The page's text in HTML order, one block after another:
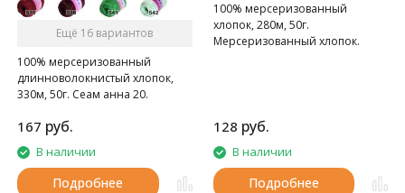
Ещё 16 вариантов
100% мерсеризованный
длинноволокнистый хлопок,
330м, 50г. Сеам анна 20.
египетского
длинноволоконного хлопка.
Рекомендованы крючок и
спицы 1-2
167 руб.
В наличии
Подробнее
100% мерсеризованный
хлопок, 280м, 50г.
Мерсеризованный хлопок.
128 руб.
В наличии
Подробнее